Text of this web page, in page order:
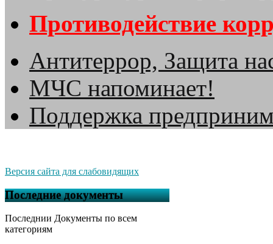
Противодействие
Антитеррор, Защита
МЧС напоминает!
Поддержка
Версия сайта для слабовидящих
Последние документы
Последнии Документы по всем
категориям